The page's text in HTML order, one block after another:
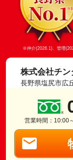
※仲介(2026.1)、管理
株式会社チン
長野県塩尻市広
営業時間：10:00